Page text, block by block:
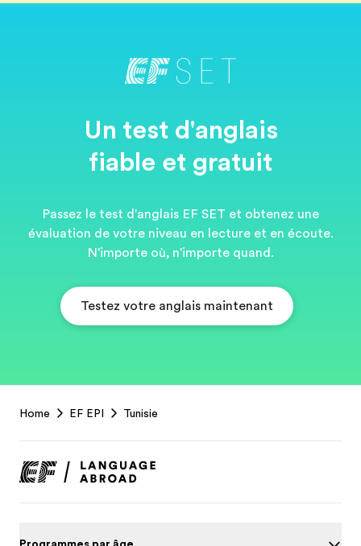
Un test d'anglais
fiable et gratuit
Passez le test d'anglais EF SET et obtenez une
évaluation de votre niveau en lecture et en écoute.
N'importe où, n'importe quand.
Testez votre anglais maintenant
Footer
Home EF EPI Tunisie